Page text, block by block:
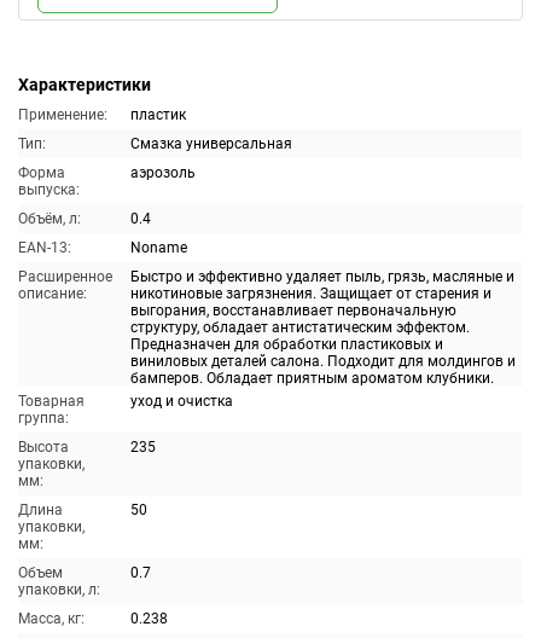
Характеристики
Применение:
пластик
Тип:
Смазка универсальная
Форма
выпуска:
аэрозоль
Объём, л:
0.4
EAN-13:
Noname
Расширенное
описание:
Быстро и эффективно удаляет пыль, грязь, масляные и
никотиновые загрязнения. Защищает от старения и
выгорания, восстанавливает первоначальную
структуру, обладает антистатическим эффектом.
Предназначен для обработки пластиковых и
виниловых деталей салона. Подходит для молдингов и
бамперов. Обладает приятным ароматом клубники.
Товарная
группа:
уход и очистка
Высота
упаковки,
мм:
235
Длина
упаковки,
мм:
50
Объем
упаковки, л:
0.7
Масса, кг:
0.238